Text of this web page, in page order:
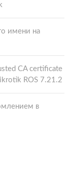
имени на
CA certificate
ROS 7.21.2
в